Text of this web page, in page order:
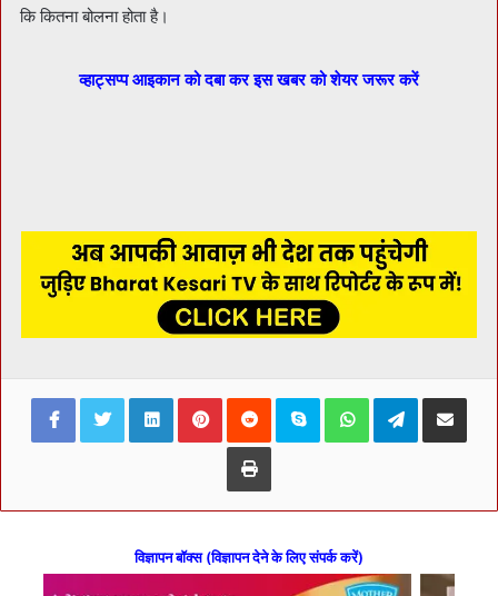
कि कितना बोलना होता है।
व्हाट्सप्प आइकान को दबा कर इस खबर को शेयर जरूर करें
FacebookTwitterLinkedInPinterestReddit Skype WhatsAppTelegramShare via
Print
विज्ञापन बॉक्स (विज्ञापन देने के लिए संपर्क करें)